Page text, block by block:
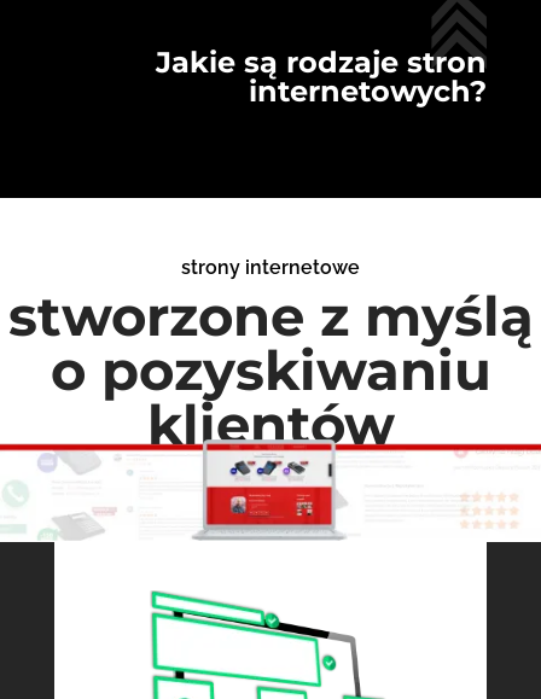
Jakie są rodzaje stron
internetowych?
strony internetowe
stworzone z myślą
o pozyskiwaniu
klientów